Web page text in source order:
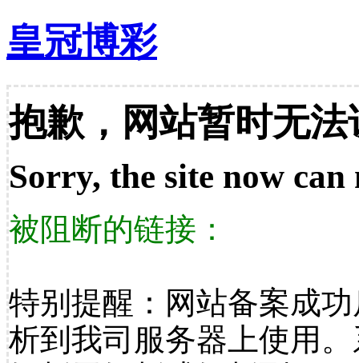
皇冠博彩
抱歉，网站暂时无法
Sorry, the site now can
被阻断的链接：
特别提醒：网站备案成
析到我司服务器上使用